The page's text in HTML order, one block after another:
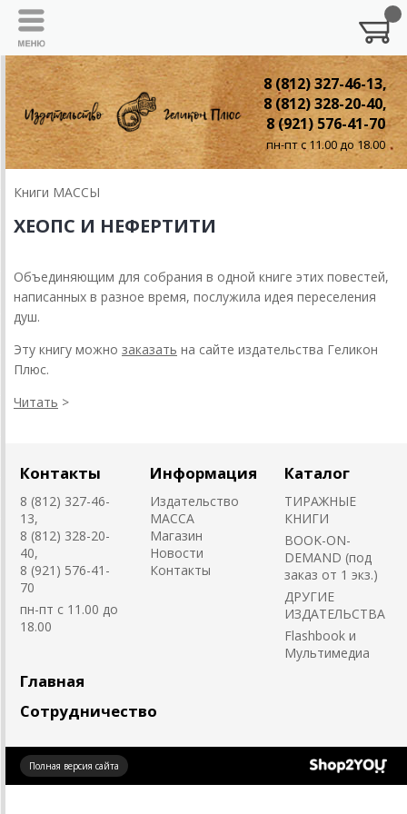
8 (812) 327-46-13,
8 (812) 328-20-40,
8 (921) 576-41-70
пн-пт с 11.00 до 18.00
Книги МАССЫ
ХЕОПС И НЕФЕРТИТИ
Объединяющим для собрания в одной книге этих повестей,
написанных в разное время, послужила идея переселения
душ.
Эту книгу можно заказать на сайте издательства Геликон
Плюс.
Читать >
Контакты
8 (812) 327-46-
13,
8 (812) 328-20-
40,
8 (921) 576-41-
70
пн-пт с 11.00 до
18.00
Информация
Издательство
MACCA
Магазин
Новости
Контакты
Каталог
ТИРАЖНЫЕ
КНИГИ
BOOK-ON-
DEMAND (под
заказ от 1 экз.)
ДРУГИЕ
ИЗДАТЕЛЬСТВА
Flashbook и
Мультимедиа
Главная
Сотрудничество
Полная версия сайта